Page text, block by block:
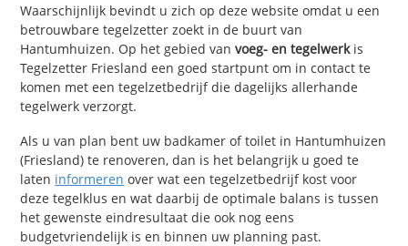
Waarschijnlijk bevindt u zich op deze website omdat u een
betrouwbare tegelzetter zoekt in de buurt van
Hantumhuizen. Op het gebied van voeg- en tegelwerkis
Tegelzetter Friesland een goed startpunt om in contact te
komen met een tegelzetbedrijf die dagelijks allerhande
tegelwerk verzorgt.
Als u van plan bent uw badkamer of toilet in Hantumhuizen
(Friesland) te renoveren, dan is het belangrijk u goed te
laten informeren over wat een tegelzetbedrijf kost voor
deze tegelklus en wat daarbij de optimale balans is tussen
het gewenste eindresultaat die ook nog eens
budgetvriendelijk is en binnen uw planning past.